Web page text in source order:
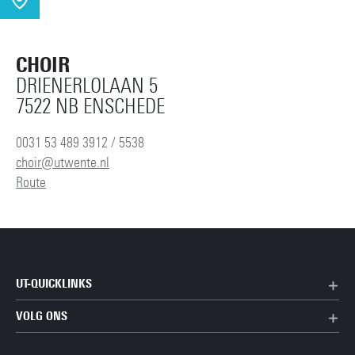
CHOIR
DRIENERLOLAAN 5
7522 NB ENSCHEDE
0031 53 489 3912 / 5538
choir@utwente.nl
Route
UT-QUICKLINKS
VOLG ONS